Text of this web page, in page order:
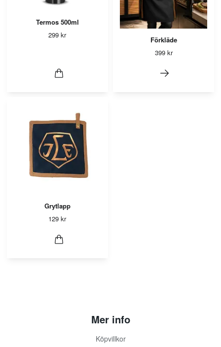
Termos 500ml
299 kr
Förkläde
399 kr
Grytlapp
129 kr
Mer info
Köpvillkor